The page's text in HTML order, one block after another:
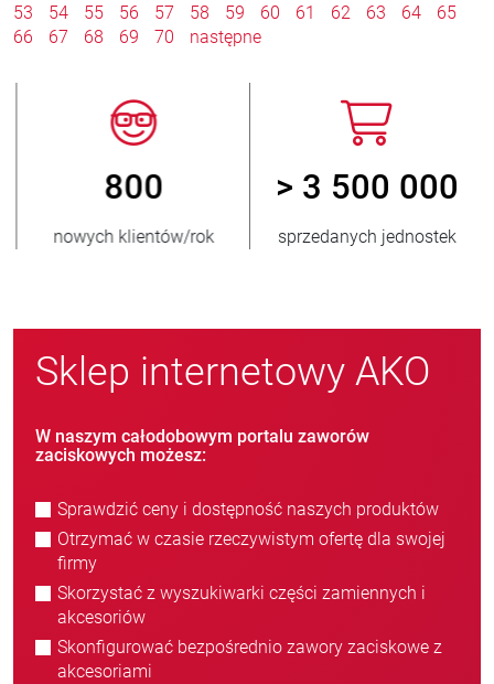
53
54 55 56 57 58 59 60 61 62 63 64
65
66
67 68 69 70 następne
800
nowych klientów/rok
> 3 500 000
sprzedanych jednostek
Sklep internetowy AKO
W naszym całodobowym portalu zaworów
zaciskowych możesz:
Sprawdzić ceny i dostępność naszych produktów
Otrzymać w czasie rzeczywistym ofertę dla swojej
firmy
Skorzystać z wyszukiwarki części zamiennych i
akcesoriów
Skonfigurować bezpośrednio zawory zaciskowe z
akcesoriami